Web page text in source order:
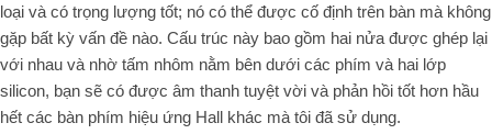
loại và có trọng lượng tốt; nó có thể được cố định trên bàn mà không
gặp bất kỳ vấn đề nào. Cấu trúc này bao gồm hai nửa được ghép lại
với nhau và nhờ tấm nhôm nằm bên dưới các phím và hai lớp
silicon, bạn sẽ có được âm thanh tuyệt vời và phản hồi tốt hơn hầu
hết các bàn phím hiệu ứng Hall khác mà tôi đã sử dụng.